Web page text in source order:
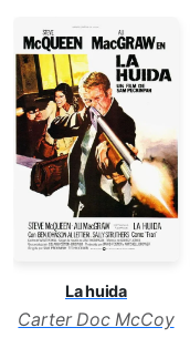
La huida
Carter Doc McCoy